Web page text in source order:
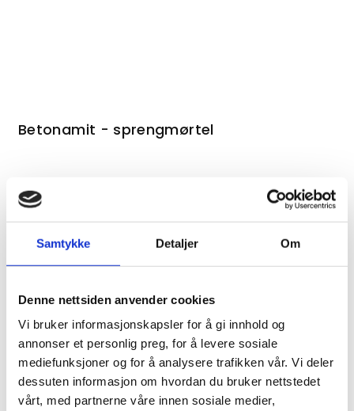
Samtykke Detaljer Om
Denne nettsiden anvender cookies
Vi bruker informasjonskapsler for å gi innhold og
annonser et personlig preg, for å levere sosiale
mediefunksjoner og for å analysere trafikken vår. Vi deler
dessuten informasjon om hvordan du bruker nettstedet
vårt, med partnerne våre innen sosiale medier,
Betonamit - sprengmørtel
Kontakt oss om dette produktet
Betonamit er et eksplosjonsfritt sprengstoff som
muliggjør sikker og vibrasjonsfri knusing av fjell, stein
og betong uten behov for spesielle krav eller utstyr.
Bruksanvisning